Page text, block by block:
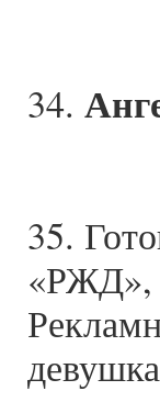
34.
35.
«РЖД»,